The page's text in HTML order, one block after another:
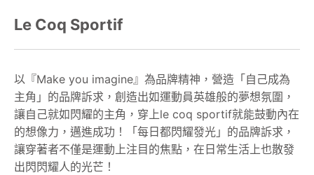
最新消息
櫃位資訊
顧客服務
Le Coq Sportif
以『Make you imagine』為品牌精神，營造「自己成為
主角」的品牌訴求，創造出如運動員英雄般的夢想氛圍，
讓自己就如閃耀的主角，穿上le coq sportif就能鼓動內在
的想像力，邁進成功！「每日都閃耀發光」的品牌訴求，
讓穿著者不僅是運動上注目的焦點，在日常生活上也散發
出閃閃耀人的光芒！